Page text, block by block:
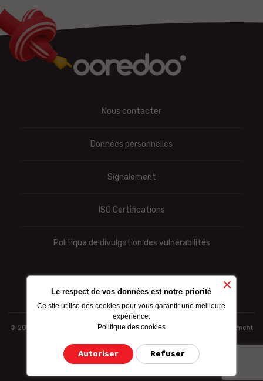
Nous contacter
Données personnelles
Signalement
ISO Certifications
Politique de divulgation des vulnérabilités
© 2022 Ooredoo se réserve le droit de modifier totalement ou partiellement
Le respect de vos données est notre priorité
Ce site utilise des cookies pour vous garantir une meilleure
expérience.
Politique des cookies
Autoriser Refuser